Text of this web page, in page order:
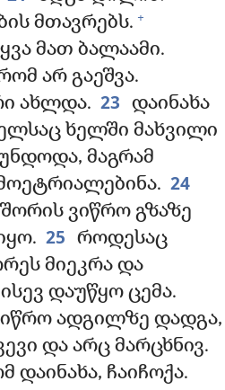
მთავრებს. +
მათ ბალაამი.
არ გაეშვა.
ახლდა. 23
დაინახა
ხელში მახვილი
მაგრამ
24
ვიწრო გზაზე
25
როდესაც
მიეკრა და
დაუწყო ცემა.
ადგილზე დადგა,
და არც მარცხნივ.
დაინახა, ჩაიჩოქა.